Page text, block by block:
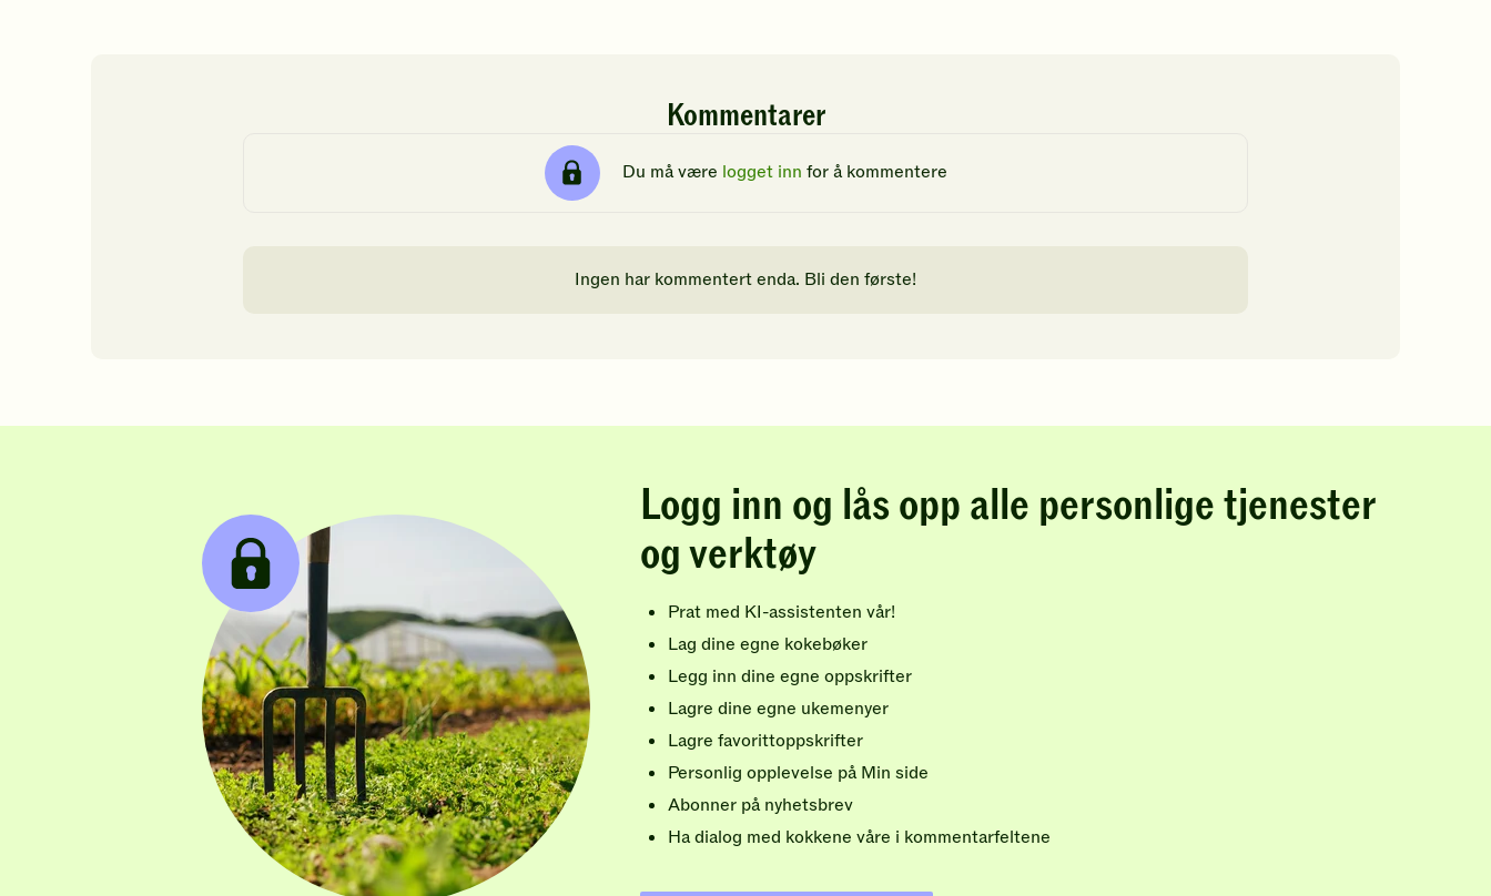
Kommentarer
Du må være logget inn for å kommentere
Ingen har kommentert enda. Bli den første!
Logg inn og lås opp alle personlige tjenester
og verktøy
Prat med KI-assistenten vår!
Lag dine egne kokebøker
Legg inn dine egne oppskrifter
Lagre dine egne ukemenyer
Lagre favorittoppskrifter
Personlig opplevelse på Min side
Abonner på nyhetsbrev
Ha dialog med kokkene våre i kommentarfeltene